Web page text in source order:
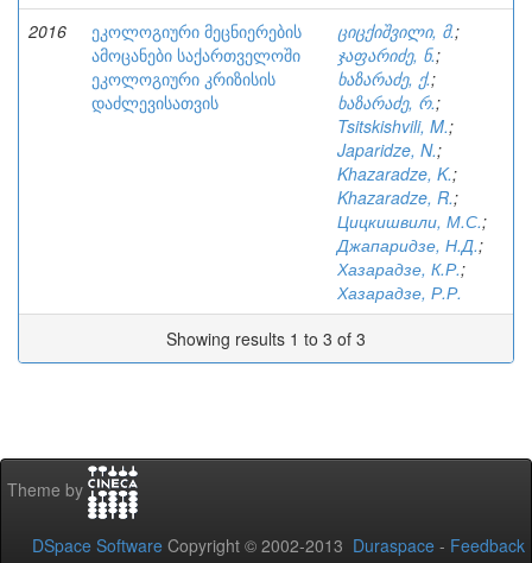
2016
ეკოლოგიური მეცნიერების
ამოცანები საქართველოში
ეკოლოგიური კრიზისის
დაძლევისათვის
ციცქიშვილი, მ.;
ჯაფარიძე, ნ.;
ხაზარაძე, ქ.;
ხაზარაძე, რ.;
Tsitskishvili, M.;
Japaridze, N.;
Khazaradze, K.;
Khazaradze, R.;
Цицкишвили, М.С.;
Джапаридзе, Н.Д.;
Хазарадзе, К.Р.;
Хазарадзе, Р.Р.
Showing results 1 to 3 of 3
Theme by
DSpace Software Copyright © 2002-2013 Duraspace - Feedback